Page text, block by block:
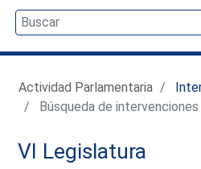
Actividad Parlamentaria
Búsqueda de intervenciones
VI Legislatura